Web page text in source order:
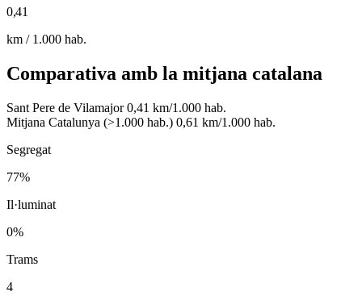
0,41
km / 1.000 hab.
Comparativa amb la mitjana catalana
Sant Pere de Vilamajor 0,41 km/1.000 hab.
Mitjana Catalunya (>1.000 hab.) 0,61 km/1.000 hab.
Segregat
77%
Il·luminat
0%
Trams
4